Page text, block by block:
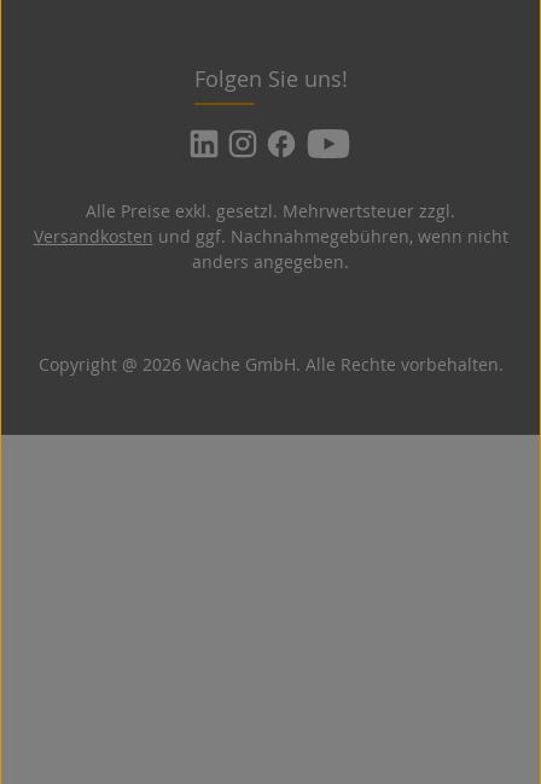
Folgen Sie uns!
Copyright @ 2026 Wache GmbH. Alle Rechte vorbehalten.
Alle Preise exkl. gesetzl. Mehrwertsteuer zzgl.
Versandkosten und ggf. Nachnahmegebühren, wenn nicht
anders angegeben.